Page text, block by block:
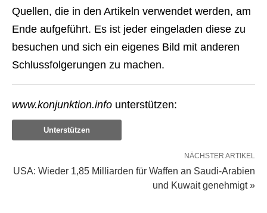
Quellen, die in den Artikeln verwendet werden, am
Ende aufgeführt. Es ist jeder eingeladen diese zu
besuchen und sich ein eigenes Bild mit anderen
Schlussfolgerungen zu machen.
www.konjunktion.info unterstützen:
Unterstützen
NÄCHSTER ARTIKEL
USA: Wieder 1,85 Milliarden für Waffen an Saudi-Arabien
und Kuwait genehmigt »